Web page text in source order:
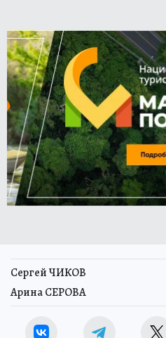
Сергей ЧИКОВ
Арина СЕРОВА